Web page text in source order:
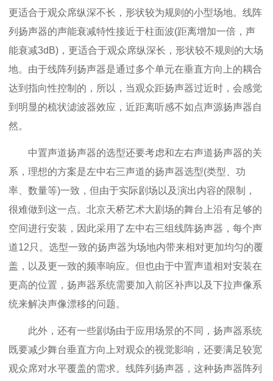
更适合于观众席纵深不长，形状较为规则的小型场地。线阵
列扬声器的声能衰减特性接近于柱面波(距离增加一倍，声
能衰减3dB)，更适合于观众席纵深长，形状较不规则的大场
地。由于线阵列扬声器是通过多个单元在垂直方向上的耦合
达到指向性控制的，所以，当观众距扬声器过近时，会感觉
到明显的梳状滤波器效应，近距离听感不如点声源扬声器自
然。
中置声道扬声器的选型还要考虑和左右声道扬声器的关
系，理想的方案是左中右三声道的扬声器选型(类型、功
率、数量等)一致，但由于实际剧场以及演出内容的限制，
很难做到这一点。北京天桥艺术大剧场的舞台上沿有足够的
空间进行安装，因此采用了左中右三组线阵扬声器，每个声
道12只。选型一致的扬声器为场地内带来相对更加均匀的覆
盖，以及更一致的频率响应。但也由于中置声道相对安装在
更高的位置，扬声器系统需要加入前区补声以及下拉声像系
统来解决声像漂移的问题。
此外，还有一些剧场由于应用场景的不同，扬声器系统
既要减少舞台垂直方向上对观众的视觉影响，还要满足较宽
观众席对水平覆盖的需求。线阵列扬声器，这种扬声器阵列